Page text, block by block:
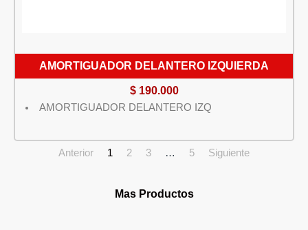
AMORTIGUADOR DELANTERO IZQUIERDA
$190.000
AMORTIGUADOR DELANTERO IZQ
Anterior 1 2 3 … 5 Siguiente
Mas Productos